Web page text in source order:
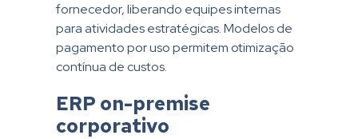
fornecedor, liberando equipes internas
para atividades estratégicas. Modelos de
pagamento por uso permitem otimização
contínua de custos.
ERP on-premise
corporativo